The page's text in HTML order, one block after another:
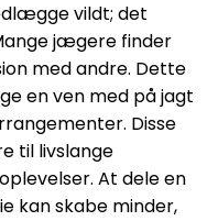
vildt; det
jægere finder
med andre. Dette
en ven med på jagt
Disse
til livslange
At dele en
kan skabe minder,